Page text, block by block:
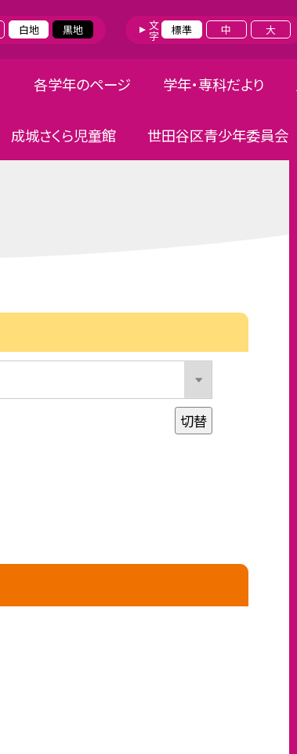
白地 黒地 文字 標準 中 大
各学年のページ 学年・専科だより
成城さくら児童館 世田谷区青少年委員会
切替